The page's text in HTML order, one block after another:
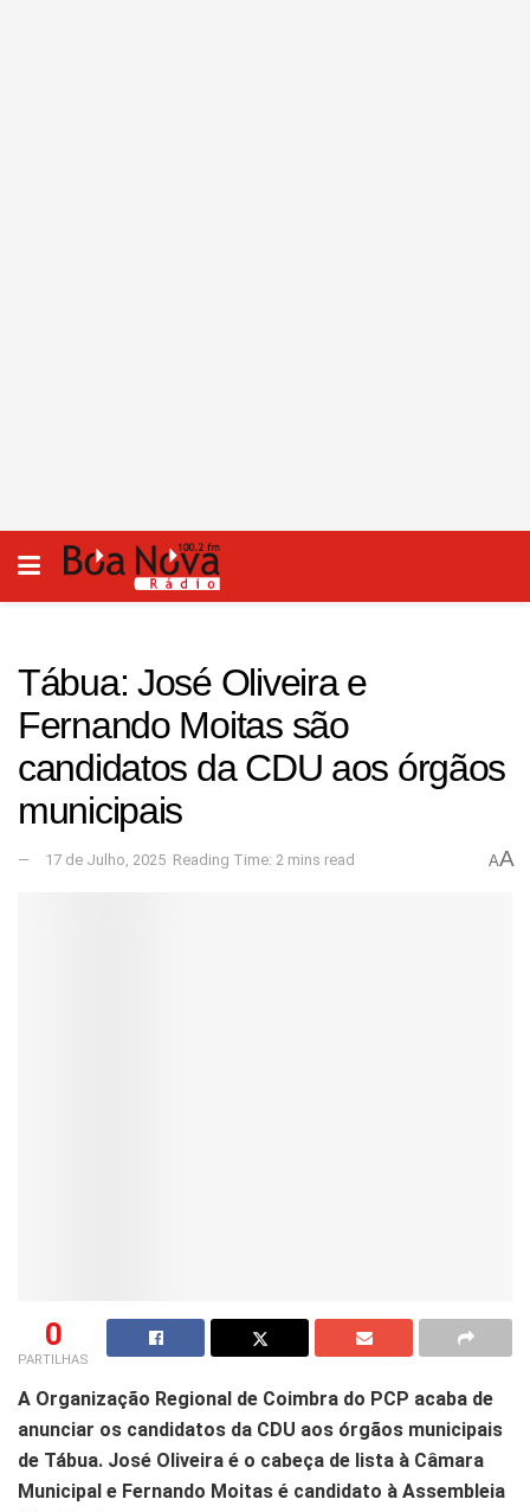
Tábua: José Oliveira e
Fernando Moitas são
candidatos da CDU aos órgãos
municipais
17 de Julho, 2025 Reading Time: 2 mins read AA
0
PARTILHAS
A Organização Regional de Coimbra do PCP acaba de
anunciar os candidatos da CDU aos órgãos municipais
de Tábua. José Oliveira é o cabeça de lista à Câmara
Municipal e Fernando Moitas é candidato à Assembleia